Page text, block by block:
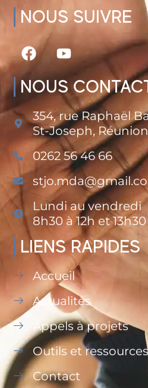
NOUS SUIVRE
NOUS
354, rue Raphaël
St-Joseph, Réunion
0262 56 46 66
Lundi au vendredi
8h30 à 12h et
LIENS RAPIDES
Accueil
Actualités
Appels à projets
Outils et ressources
Contact